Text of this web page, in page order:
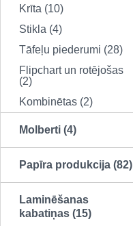
Krīta (10)
Stikla (4)
Tāfeļu piederumi (28)
Flipchart un rotējošas
(2)
Kombinētas (2)
Molberti (4)
Papīra produkcija (82)
Laminēšanas
kabatiņas (15)
20 atslegām
SKATĪT